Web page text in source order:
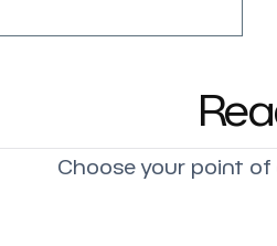
Choose your point